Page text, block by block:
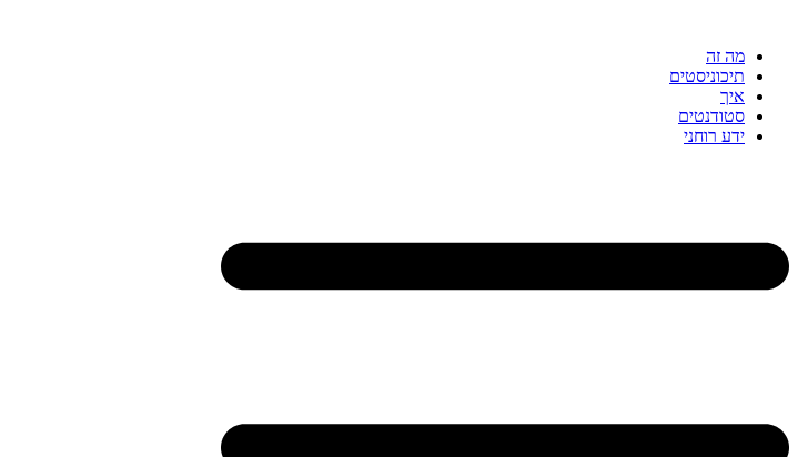
מה זה
תיכוניסטים
איך
סטודנטים
ידע רוחני